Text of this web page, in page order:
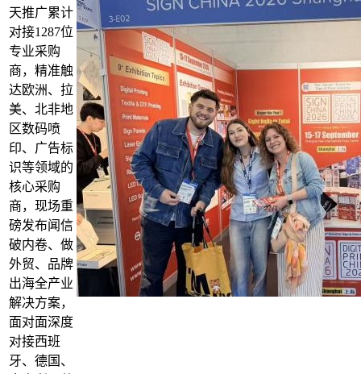
天推广累计
对接1287位
专业采购
商，精准触
达欧洲、拉
美、北非地
区数码喷
印、广告标
识等领域的
核心采购
商，现场重
磅发布闻信
破内卷、做
外贸、品牌
出海全产业
解决方案，
面对面深度
对接西班
牙、德国、